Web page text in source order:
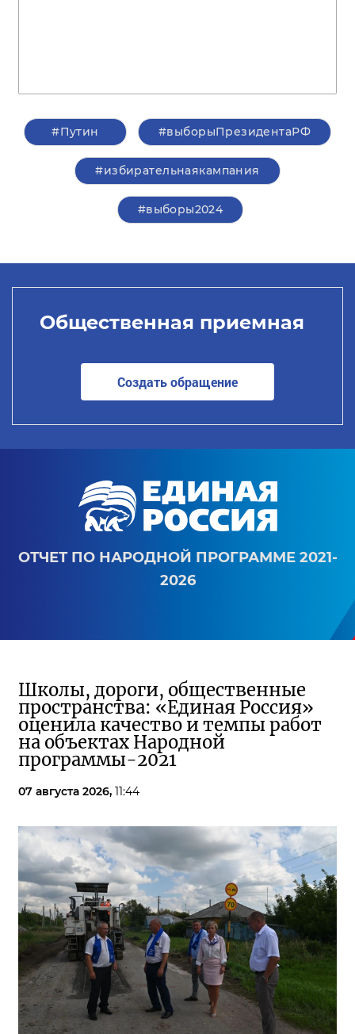
#Путин #выборыПрезидентаРФ
#избирательнаякампания
#выборы2024
Общественная приемная
Создать обращение
ОТЧЕТ ПО НАРОДНОЙ ПРОГРАММЕ 2021-
2026
Школы, дороги, общественные
пространства: «Единая Россия»
оценила качество и темпы работ
на объектах Народной
программы-2021
07 августа 2026, 11:44